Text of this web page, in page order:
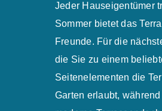
Jeder Hauseigentümer
Sommer bietet das
Freunde. Für die
die Sie zu einem
Seitenelementen die
Garten erlaubt,